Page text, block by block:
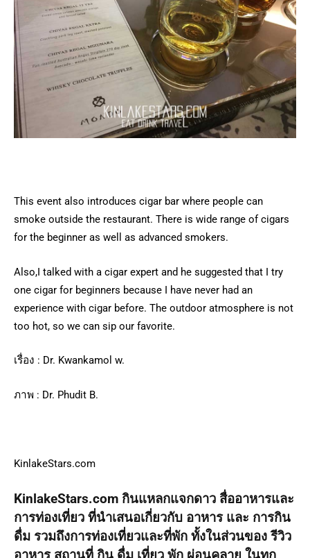
This event also introduces cigar bar where people can
smoke outside the restaurant. There is wide range of cigars
for the beginner as well as advanced smokers.
Also,I talked with a cigar expert and he suggested that I try
one cigar for beginners because I have never had an
experience with cigar before. The outdoor atmosphere is not
too hot, so we can sip our favorite.
เรื่อง : Dr. Kwankamol w.
ภาพ : Dr. Phudit B.
KinlakeStars.com
KinlakeStars.com กินแหลกแจกดาว สื่ออาหารและ
การท่องเที่ยว ที่นำเสนอเกี่ยวกับ อาหาร และ การกิน
ดื่ม รวมถึงการท่องเที่ยวและที่พัก ทั้งในส่วนของ รีวิว